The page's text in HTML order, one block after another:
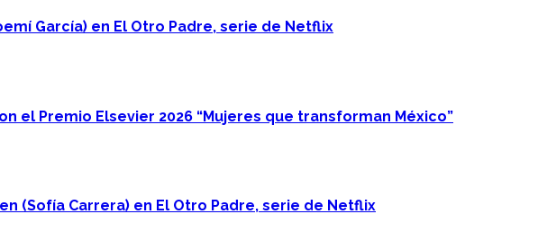
García) en El Otro Padre, serie de Netflix
el Premio Elsevier 2026 “Mujeres que transforman México”
(Sofía Carrera) en El Otro Padre, serie de Netflix